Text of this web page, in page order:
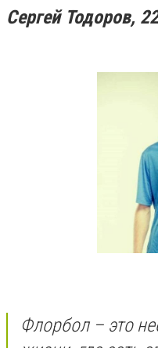
Сергей Тодоров,
Флорбол – это